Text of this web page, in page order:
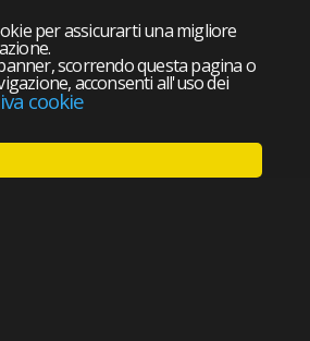
per assicurarti una migliore
scorrendo questa pagina o
acconsenti all'uso dei
cookie